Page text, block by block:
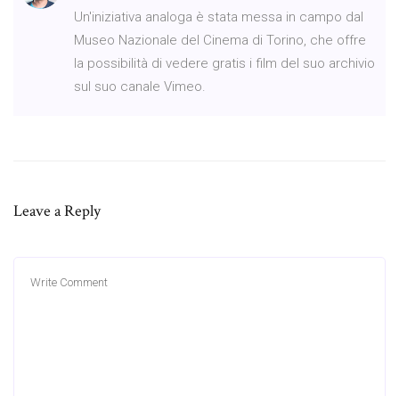
Un'iniziativa analoga è stata messa in campo dal
Museo Nazionale del Cinema di Torino, che offre
la possibilità di vedere gratis i film del suo archivio
sul suo canale Vimeo.
Leave a Reply